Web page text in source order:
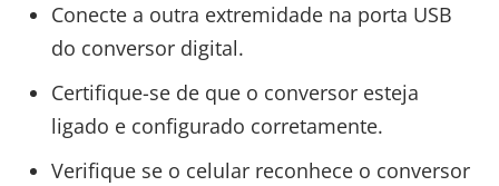
Conecte a outra extremidade na porta USB
do conversor digital.
Certifique-se de que o conversor esteja
ligado e configurado corretamente.
Verifique se o celular reconhece o conversor